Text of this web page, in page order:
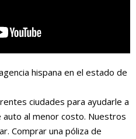
hispana en el estado de
ciudades para ayudarle a
al menor costo. Nuestros
Comprar una póliza de